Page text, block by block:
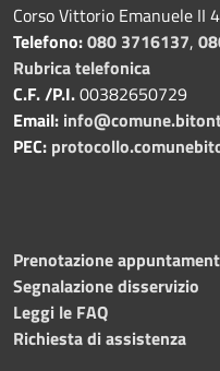
Corso Vittorio Emanuele II
Telefono:080 3716137,
Rubrica telefonica
C.F. /P.I.00382650729
Email:
PEC:
Prenotazione
Segnalazione disservizio
Leggi le FAQ
Richiesta di assistenza